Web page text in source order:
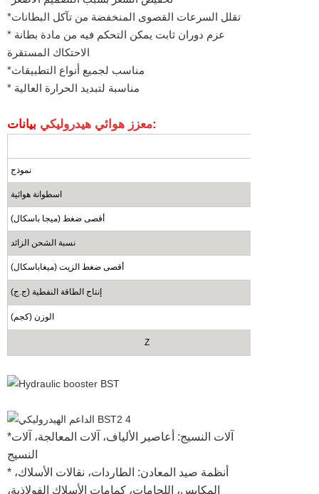
*تقلل السرعات القصوى المنخفضة من تآكل البطانات
* عزم دوران ثابت يمكن التحكم فيه من مادة بطانة
الاحتكاك المستقرة
*مناسب لجميع أنواع التطبيقات
* مناسبة لتبديد الحرارة العالية
معزز هوائي هيدروليكيبيانات:
نموذج
اسطوانة هوائية
أقصى ضغط (ميجا باسكال)
نسبة الشحن الزائد
أقصى ضغط الزيت (ميغاباسكال)
إنتاج الطاقة النفطية (ج.ج)
الوزن (كجم)
Z
*آلات النسيج: أعاصير الألياف، آلات المعالجة، آلات
النسيج
* أنظمة صيد المعادن: الطاردات، نقالات الأسلاك،
المكابس، اللحامات، كمامات الأسلاك الفولاذية،